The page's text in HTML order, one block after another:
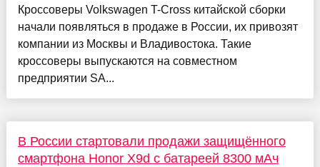
Кроссоверы Volkswagen T-Cross китайской сборки
начали появляться в продаже в России, их привозят
компании из Москвы и Владивостока. Такие
кроссоверы выпускаются на совместном
предприятии SA...
В России стартовали продажи защищённого
смартфона Honor X9d с батареей 8300 мАч